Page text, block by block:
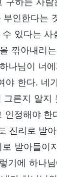
구하는 사
인한다는
있다는
깎아내리
나님이 너
야 한다.
른지 알지
인정해야
진리로 받
받아들이
기에 하나